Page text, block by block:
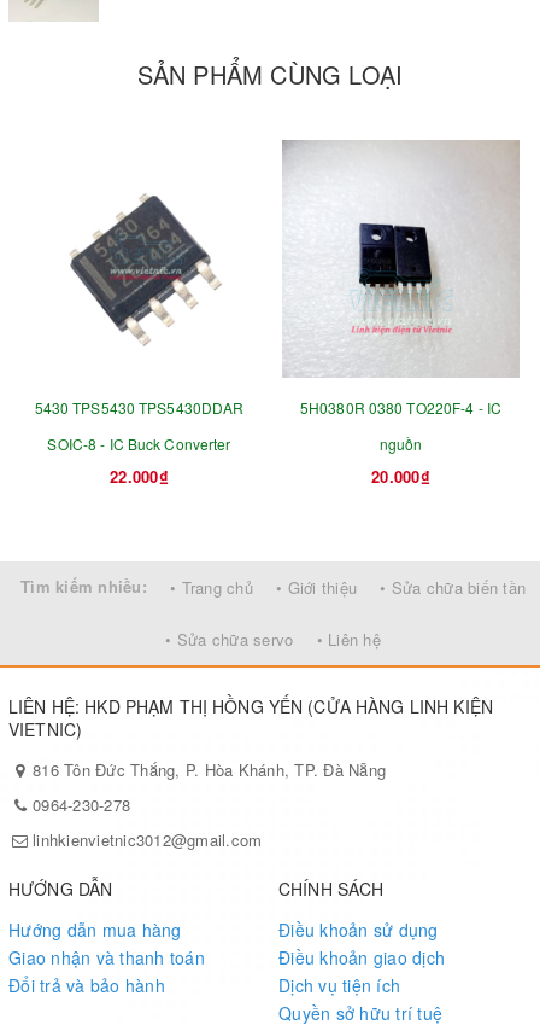
SẢN PHẨM CÙNG LOẠI
5430 TPS5430 TPS5430DDAR
SOIC-8 - IC Buck Converter
22.000₫
5H0380R 0380 TO220F-4 - IC
nguồn
20.000₫
Tìm kiếm nhiều: • Trang chủ • Giới thiệu • Sửa chữa biến tần
• Sửa chữa servo • Liên hệ
LIÊN HỆ: HKD PHẠM THỊ HỒNG YẾN (CỬA HÀNG LINH KIỆN
VIETNIC)
816 Tôn Đức Thắng, P. Hòa Khánh, TP. Đà Nẵng
0964-230-278
linhkienvietnic3012@gmail.com
HƯỚNG DẪN
Hướng dẫn mua hàng
Giao nhận và thanh toán
Đổi trả và bảo hành
CHÍNH SÁCH
Điều khoản sử dụng
Điều khoản giao dịch
Dịch vụ tiện ích
Quyền sở hữu trí tuệ